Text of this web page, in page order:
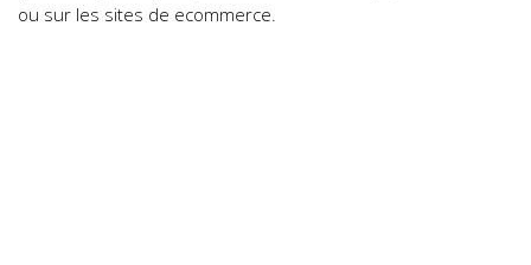
ou sur les sites de ecommerce.